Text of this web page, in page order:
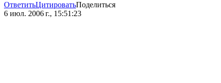
ОтветитьЦитироватьПоделиться
6 июл. 2006 г., 15:51:23